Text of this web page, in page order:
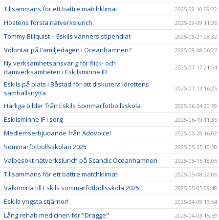
Tillsammans för ett bättre matchklimat 2025-09-10 09:22
Höstens första nätverkslunch 2025-09-09 11:36
Tommy Billquist – Eskils vänners stipendiat 2025-08-21 08:32
Volontär på Familjedagen i Oceanhamnen? 2025-08-08 06:27
Ny verksamhetsansvarig för flick- och
damverksamheten i Eskilsminne IF!
2025-07-17 21:54
Eskils på plats i Båstad för att diskutera idrottens
samhällsnytta
2025-07-13 16:25
Härliga bilder från Eskils Sommarfotbollsskola 2025-06-24 20:59
Eskilsminne IF i sorg 2025-06-19 11:35
Medlemserbjudande från Addvoice! 2025-05-28 16:02
Sommarfotbollsskolan 2025 2025-05-25 10:50
Välbesökt nätverkslunch på Scandic Oceanhamnen 2025-05-16 18:05
Tillsammans för ett bättre matchklimat! 2025-05-08 22:06
Välkomna till Eskils sommarfotbollsskola 2025! 2025-05-05 09:48
Eskils yngsta stjärnor! 2025-04-09 13:54
Lång rehab medicinen för "Dragge" 2025-04-03 15:59